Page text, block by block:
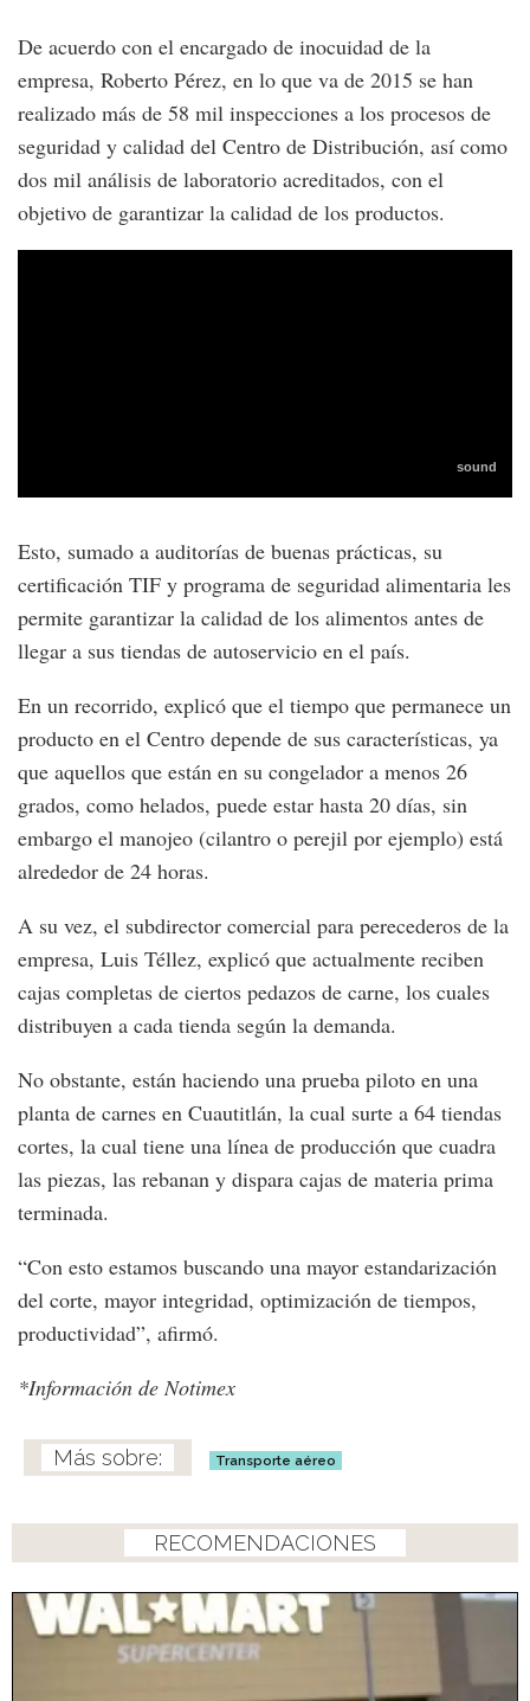
De acuerdo con el encargado de inocuidad de la
empresa, Roberto Pérez, en lo que va de 2015 se han
realizado más de 58 mil inspecciones a los procesos de
seguridad y calidad del Centro de Distribución, así como
dos mil análisis de laboratorio acreditados, con el
objetivo de garantizar la calidad de los productos.
Esto, sumado a auditorías de buenas prácticas, su
certificación TIF y programa de seguridad alimentaria les
permite garantizar la calidad de los alimentos antes de
llegar a sus tiendas de autoservicio en el país.
En un recorrido, explicó que el tiempo que permanece un
producto en el Centro depende de sus características, ya
que aquellos que están en su congelador a menos 26
grados, como helados, puede estar hasta 20 días, sin
embargo el manojeo (cilantro o perejil por ejemplo) está
alrededor de 24 horas.
A su vez, el subdirector comercial para perecederos de la
empresa, Luis Téllez, explicó que actualmente reciben
cajas completas de ciertos pedazos de carne, los cuales
distribuyen a cada tienda según la demanda.
No obstante, están haciendo una prueba piloto en una
planta de carnes en Cuautitlán, la cual surte a 64 tiendas
cortes, la cual tiene una línea de producción que cuadra
las piezas, las rebanan y dispara cajas de materia prima
terminada.
“Con esto estamos buscando una mayor estandarización
del corte, mayor integridad, optimización de tiempos,
productividad”, afirmó.
*Información de Notimex
Transporte aéreo
RECOMENDACIONES